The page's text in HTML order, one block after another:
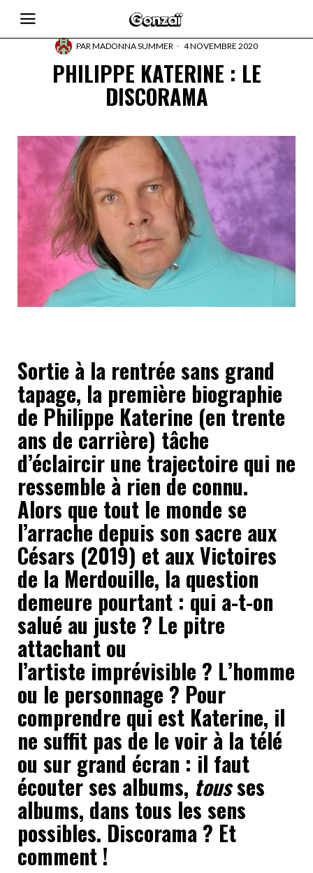
PARMADONNA SUMMER 4 NOVEMBRE 2020
PHILIPPE KATERINE : LE
DISCORAMA
Sortie à la rentrée sans grand
tapage, la première biographie
de Philippe Katerine (en trente
ans de carrière) tâche
d’éclaircir une trajectoire qui ne
ressemble à rien de connu.
Alors que tout le monde se
l’arrache depuis son sacre aux
Césars (2019) et aux Victoires
de la Merdouille, la question
demeure pourtant : qui a-t-on
salué au juste ? Le pitre
attachant ou
l’artiste imprévisible ? L’homme
ou le personnage ? Pour
comprendre qui est Katerine, il
ne suffit pas de le voir à la télé
ou sur grand écran : il faut
écouter ses albums, tousses
albums, dans tous les sens
possibles. Discorama ? Et
comment !